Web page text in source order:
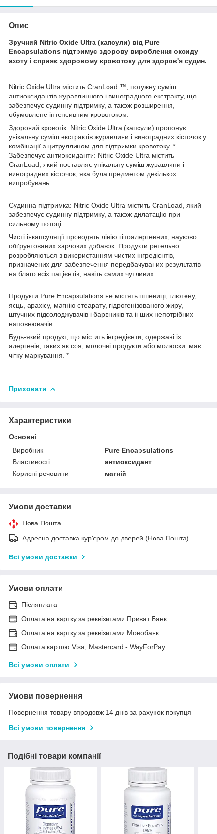
Опис
Зручний Nitric Oxide Ultra (капсули) від Pure
Encapsulations підтримує здорову вироблення оксиду
азоту і сприяє здоровому кровотоку для здоров'я судин.
Nitric Oxide Ultra містить CranLoad ™, потужну суміш
антиоксидантів журавлинного і виноградного екстракту, що
забезпечує судинну підтримку, а також розширення,
обумовлене інтенсивним кровотоком.
Здоровий кровотік: Nitric Oxide Ultra (капсули) пропонує
унікальну суміш екстрактів журавлини і виноградних кісточок у
комбінації з цитруллином для підтримки кровотоку. *
Забезпечує антиоксиданти: Nitric Oxide Ultra містить
CranLoad, який поставляє унікальну суміш журавлини і
виноградних кісточок, яка була предметом декількох
випробувань.
Судинна підтримка: Nitric Oxide Ultra містить CranLoad, який
забезпечує судинну підтримку, а також дилатацію при
сильному потоці.
Чисті інкапсуляції проводять лінію гіпоалергенних, науково
обґрунтованих харчових добавок. Продукти ретельно
розробляються з використанням чистих інгредієнтів,
призначених для забезпечення передбачуваних результатів
на благо всіх пацієнтів, навіть самих чутливих.
Продукти Pure Encapsulations не містять пшениці, глютену,
яєць, арахісу, магнію стеарату, гідрогенізованого жиру,
штучних підсолоджувачів і барвників та інших непотрібних
наповнювачів.
Будь-який продукт, що містить інгредієнти, одержані із
алергенів, таких як соя, молочні продукти або молюски, має
чітку маркування. *
Приховати
Характеристики
Основні
Виробник
Pure Encapsulations
Властивості
антиоксидант
Корисні речовини
магній
Умови доставки
Нова Пошта
Адресна доставка кур'єром до дверей (Нова Пошта)
Всі умови доставки
Умови оплати
Післяплата
Оплата на картку за реквізитами Приват Банк
Оплата на картку за реквізитами Монобанк
Оплата картою Visa, Mastercard - WayForPay
Всі умови оплати
Умови повернення
Повернення товару впродовж 14 днів за рахунок покупця
Всі умови повернення
Подібні товари компанії